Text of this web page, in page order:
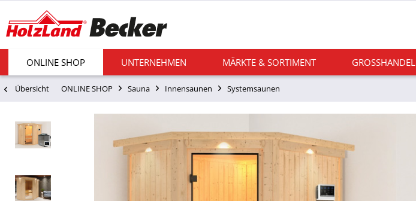
ONLINE SHOP UNTERNEHMEN MÄRKTE & SORTIMENT GROSSHANDEL
Übersicht ONLINE SHOP Sauna Innensaunen Systemsaunen